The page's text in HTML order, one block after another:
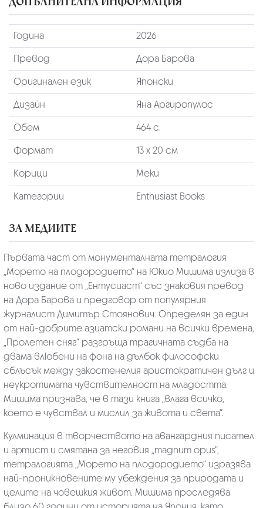
Година
2026
Превод
Дора Барова
Оригинален език
Японски
Дизайн
Яна Аргиропулос
Обем
464 с.
Формат
13 х 20 см
Корици
Меки
Категории
Enthusiast Books
ЗА МЕДИИТЕ
Първата част от монументалната тетралогия
„Морето на плодородието“ на Юкио Мишима излиза в
ново издание от „Ентусиаст“ със знаковия превод
на Дора Барова и предговор от популярния
журналист Димитър Стоянович. Определян за един
от най-добрите азиатски романи на всички времена,
„Пролетен сняг“ разгръща трагичната съдба на
двама влюбени на фона на дълбок философски
сблъсък между закостенелия аристократичен дълг и
неукротимата чувствителност на младостта.
Мишима признава, че в тази книга „влага всичко,
което е чувствал и мислил за живота и света“.
Кулминация в творчеството на авангардния писател
и артист и смятана за неговия „magnum opus“,
тетралогията „Морето на плодородието“ изразява
най-проникновените му убеждения за природата и
целите на човешкия живот. Мишима проследява